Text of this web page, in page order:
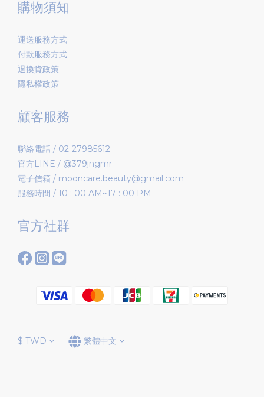
購物須知
運送服務方式
付款服務方式
退換貨政策
隱私權政策
顧客服務
聯絡電話 / 02-27985612
官方LINE / @379jngmr
電子信箱 / mooncare.beauty@gmail.com
服務時間 / 10 : 00 AM~17 : 00 PM
官方社群
$ TWD 繁體中文